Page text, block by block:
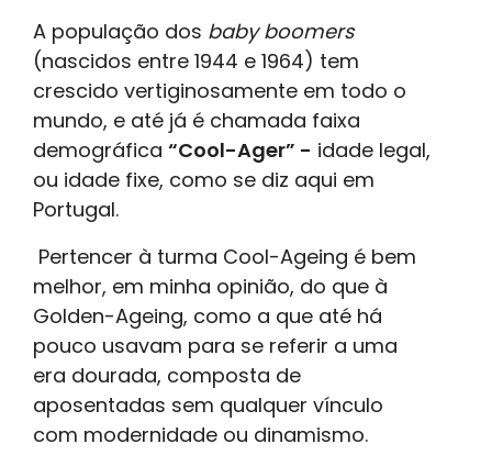
A população dos baby boomers
(nascidos entre 1944 e 1964) tem
crescido vertiginosamente em todo o
mundo, e até já é chamada faixa
demográfica “Cool-Ager” - idade legal,
ou idade fixe, como se diz aqui em
Portugal.
Pertencer à turma Cool-Ageing é bem
melhor, em minha opinião, do que à
Golden-Ageing, como a que até há
pouco usavam para se referir a uma
era dourada, composta de
aposentadas sem qualquer vínculo
com modernidade ou dinamismo.